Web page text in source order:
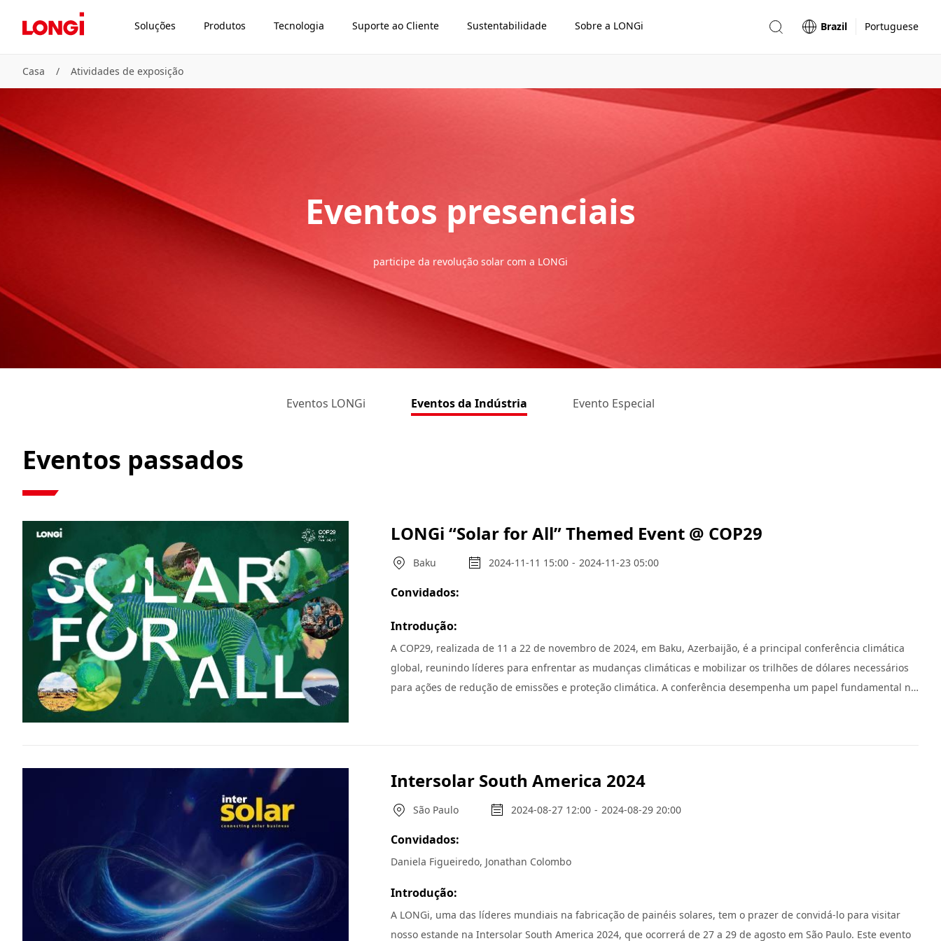
Soluções Produtos Tecnologia Suporte ao Cliente Sustentabilidade Sobre a LONGi Brazil Portuguese
Casa / Atividades de exposição
Eventos presenciais
participe da revolução solar com a LONGi
Eventos LONGi Eventos da Indústria Evento Especial
Eventos passados
LONGi “Solar for All” Themed Event @ COP29
Baku 2024-11-11 15:00 - 2024-11-23 05:00
Convidados:
Introdução:
A COP29, realizada de 11 a 22 de novembro de 2024, em Baku, Azerbaijão, é a principal conferência climática
global, reunindo líderes para enfrentar as mudanças climáticas e mobilizar os trilhões de dólares necessários
para ações de redução de emissões e proteção climática. A conferência desempenha um papel fundamental na
energética e compensações de carbono.
Intersolar South America 2024
São Paulo 2024-08-27 12:00 - 2024-08-29 20:00
Convidados:
Daniela Figueiredo, Jonathan Colombo
Introdução:
A LONGi, uma das líderes mundiais na fabricação de painéis solares, tem o prazer de convidá-lo para visitar
nosso estande na Intersolar South America 2024, que ocorrerá de 27 a 29 de agosto em São Paulo. Este evento